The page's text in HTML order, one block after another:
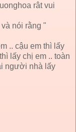
rât vui
nói rằng "
.. cậu em thì lấy
lấy chị em .. toàn
người nhà lấy